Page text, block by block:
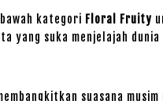
kategori Floral Fruity
yang suka menjelajah
suasana